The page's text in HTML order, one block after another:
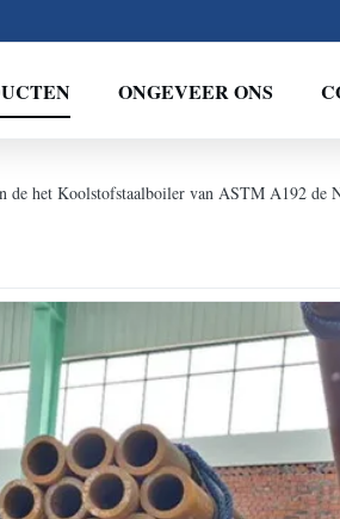
ONGEVEER ONS
de het Koolstofstaalboiler van ASTM A192 de